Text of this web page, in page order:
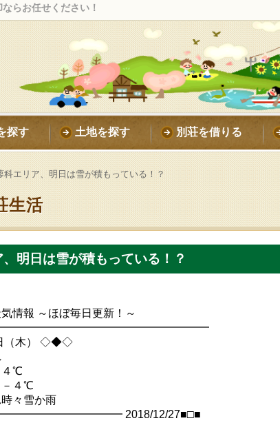
らお任せください！
探す 土地を探す 別荘を借りる
エリア、明日は雪が積もっている！？
生活
明日は雪が積もっている！？
情報 ～ほぼ毎日更新！～
（木） ◇◆◇
４℃
－４℃
々雪か雨
2018/12/27■□■